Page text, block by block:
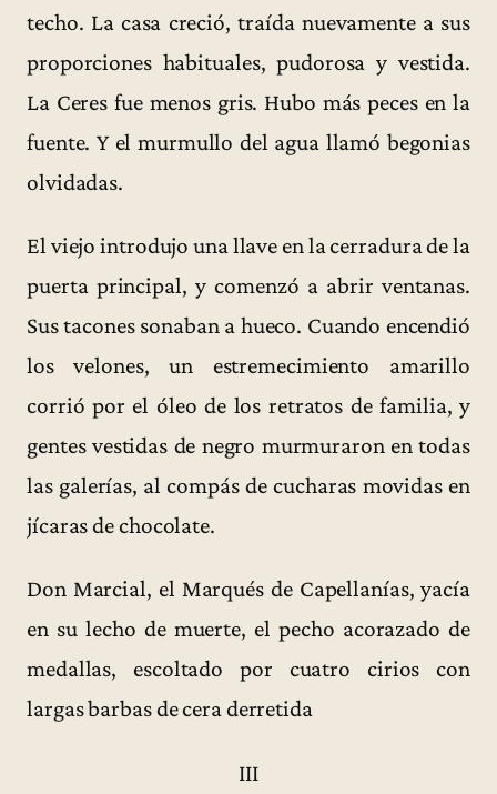
techo. La casa creció, traída nuevamente a sus
proporciones habituales, pudorosa y vestida.
La Ceres fue menos gris. Hubo más peces en la
fuente. Y el murmullo del agua llamó begonias
olvidadas.
El viejo introdujo una llave en la cerradura de la
puerta principal, y comenzó a abrir ventanas.
Sus tacones sonaban a hueco. Cuando encendió
los velones, un estremecimiento amarillo
corrió por el óleo de los retratos de familia, y
gentes vestidas de negro murmuraron en todas
las galerías, al compás de cucharas movidas en
jícaras de chocolate.
Don Marcial, el Marqués de Capellanías, yacía
en su lecho de muerte, el pecho acorazado de
medallas, escoltado por cuatro cirios con
largas barbas de cera derretida
III